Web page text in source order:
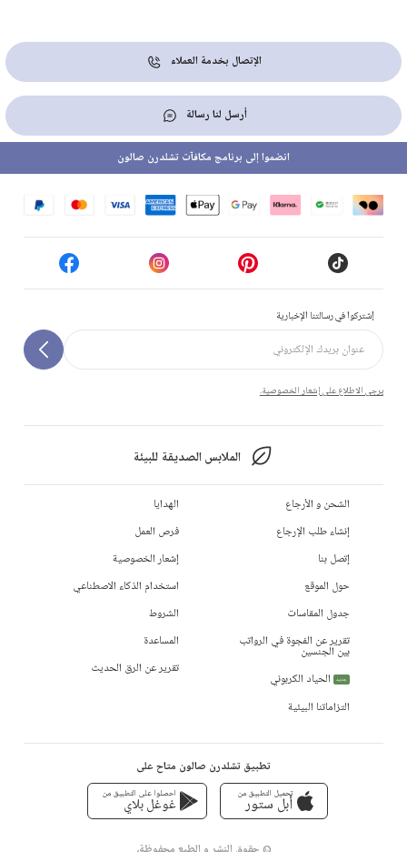
الإتصال بخدمة العملاء
أرسل لنا رسالة
إشتركوا في رسالتنا الإخبارية
يرجى الاطلاع على إشعار الخصوصية.
الملابس الصديقة للبيئة
انضموا إلى برنامج مكافآت تشلدرن صالون
الشحن و الأرجاع
إنشاء طلب الإرجاع
إتصل بنا
حول الموقع
جدول المقاسات
تقرير عن الفجوة في الرواتب
بين الجنسين
جديد
الحياد الكربوني
التزاماتنا البيئية
الهدايا
فرص العمل
إشعار الخصوصية
استخدام الذكاء الاصطناعي
الشروط
المساعدة
تقرير عن الرق الحديث
تطبيق تشلدرن صالون متاح على
تحميل التطبيق من
أبل ستور
احصلوا على التطبيق من
غوغل بلاي